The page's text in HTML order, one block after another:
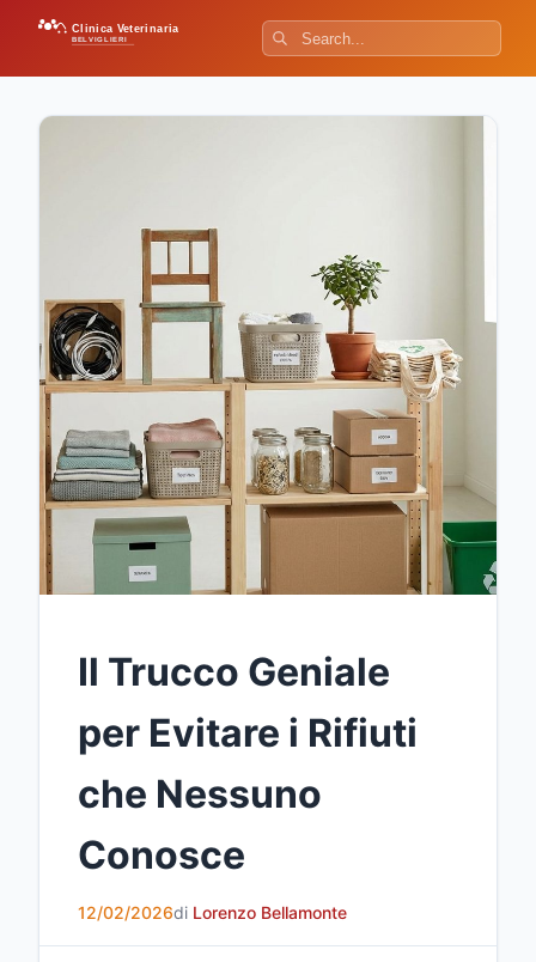
Clinica Veterinaria
BELVIGLIERI
Il Trucco Geniale
per Evitare i Rifiuti
che Nessuno
Conosce
12/02/2026di Lorenzo Bellamonte